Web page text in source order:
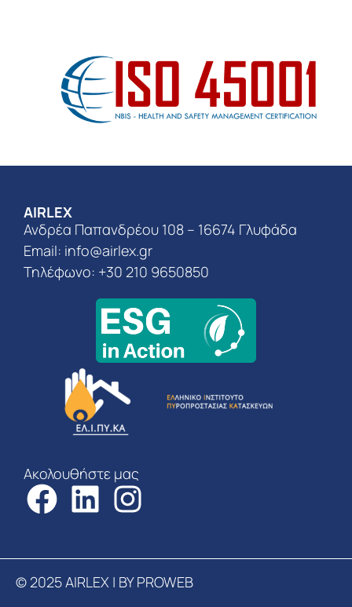
AIRLEX
Ανδρέα Παπανδρέου 108 – 16674 Γλυφάδα
Email: info@airlex.gr
Τηλέφωνο: +30 210 9650850
Ακολουθήστε μας
© 2025 AIRLEX | BY PROWEB